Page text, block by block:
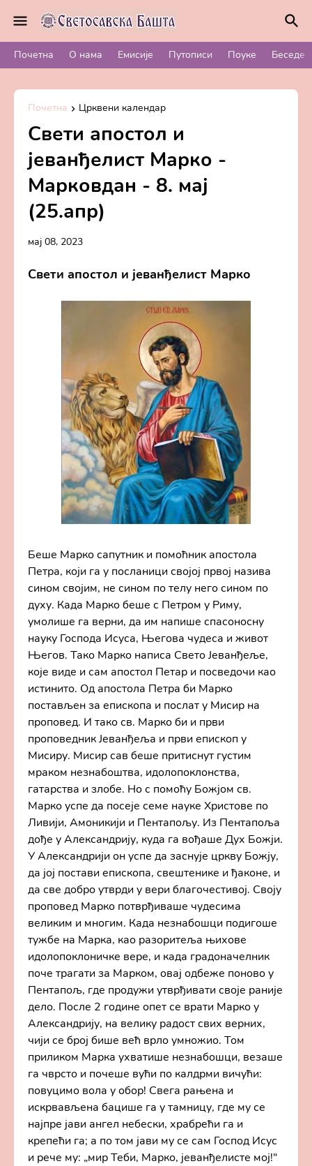
Почетна О нама Емисије Путописи Поуке Беседе
Почетна Црквени календар
Свети апостол и
јеванђелист Марко -
Марковдан - 8. мај
(25.апр)
мај 08, 2023
Свети апостол и јеванђелист Марко
Беше Марко сапутник и помоћник апостола
Петра, који га у посланици својој првој назива
сином својим, не сином по телу него сином по
духу. Када Марко беше с Петром у Риму,
умолише га верни, да им напише спасоносну
науку Господа Исуса, Његова чудеса и живот
Његов. Тако Марко написа Свето Јеванђеље,
које виде и сам апостол Петар и посведочи као
истинито. Од апостола Петра би Марко
постављен за епископа и послат у Мисир на
проповед. И тако св. Марко би и први
проповедник Јеванђеља и први епископ у
Мисиру. Мисир сав беше притиснут густим
мраком незнабоштва, идолопоклонства,
гатарства и злобе. Но с помоћу Божјом св.
Марко успе да посеје семе науке Христове по
Ливији, Амоникији и Пентапољу. Из Пентапоља
дође у Александрију, куда га вођаше Дух Божји.
У Александрији он успе да заснује цркву Божју,
да јој постави епископа, свештенике и ђаконе, и
да све добро утврди у вери благочестивој. Своју
проповед Марко потврђиваше чудесима
великим и многим. Када незнабошци подигоше
тужбе на Марка, као разоритеља њихове
идолопоклоничке вере, и када градоначелник
поче трагати за Марком, овај одбеже поново у
Пентапољ, где продужи утврђивати своје раније
дело. После 2 године опет се врати Марко у
Александрију, на велику радост свих верних,
чији се број бише већ врло умножио. Том
приликом Марка ухватише незнабошци, везаше
га чврсто и почеше вући по калдрми вичући:
повуцимо вола у обор! Свега рањена и
искрвављена бацише га у тамницу, где му се
најпре јави ангел небески, храбрећи га и
крепећи га; а по том јави му се сам Господ Исус
и рече му: „мир Теби, Марко, јеванђелисте мој!"